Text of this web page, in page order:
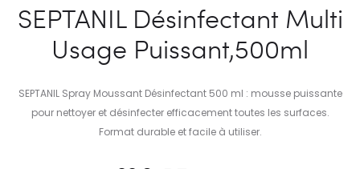
SEPTANIL Désinfectant Multi
Usage Puissant,500ml
SEPTANIL Spray Moussant Désinfectant 500 ml : mousse puissante
pour nettoyer et désinfecter efficacement toutes les surfaces.
Format durable et facile à utiliser.